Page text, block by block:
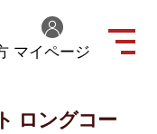
マイページ
ロングコー